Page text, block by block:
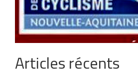
Articles récents